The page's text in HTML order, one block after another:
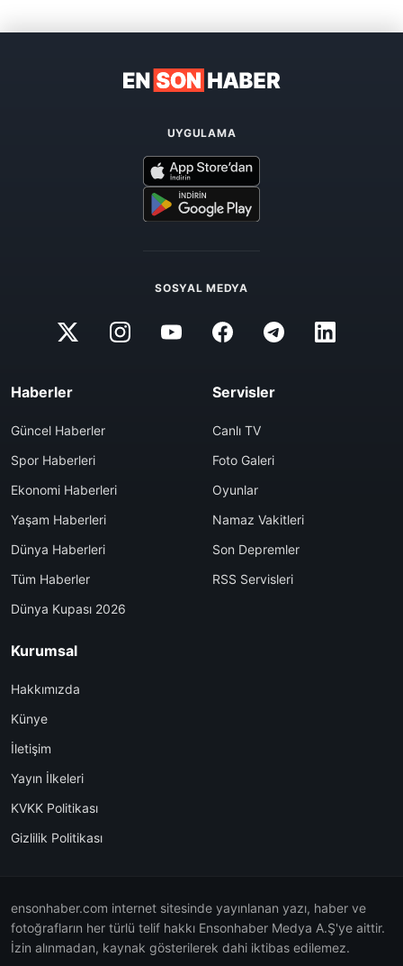
UYGULAMA
SOSYAL MEDYA
Haberler
Güncel Haberler
Spor Haberleri
Ekonomi Haberleri
Yaşam Haberleri
Dünya Haberleri
Tüm Haberler
Dünya Kupası 2026
Servisler
Canlı TV
Foto Galeri
Oyunlar
Namaz Vakitleri
Son Depremler
RSS Servisleri
Kurumsal
Hakkımızda
Künye
İletişim
Yayın İlkeleri
KVKK Politikası
Gizlilik Politikası
ensonhaber.com internet sitesinde yayınlanan yazı, haber ve
fotoğrafların her türlü telif hakkı Ensonhaber Medya A.Ş'ye aittir.
İzin alınmadan, kaynak gösterilerek dahi iktibas edilemez.